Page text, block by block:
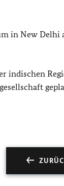
in New Delhi
indischen